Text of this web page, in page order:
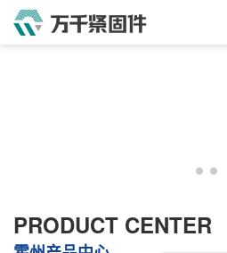
PRODUCT CENTER